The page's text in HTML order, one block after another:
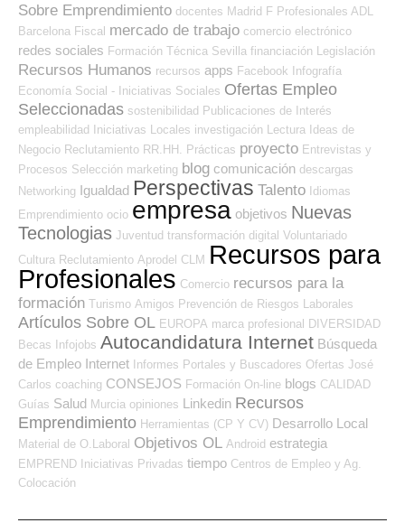
Sobre Emprendimiento docentes Madrid F Profesionales ADL
Barcelona Fiscal mercado de trabajo comercio electrónico
redes sociales Formación Técnica Sevilla financiación Legislación
Recursos Humanos recursos apps Facebook Infografía
Economía Social - Iniciativas Sociales Ofertas Empleo
Seleccionadas sostenibilidad Publicaciones de Interés
empleabilidad Iniciativas Locales investigación Lectura Ideas de
Negocio Reclutamiento RR.HH. Prácticas proyecto Entrevistas y
Procesos Selección marketing blog comunicación descargas
Networking Igualdad Perspectivas Talento Idiomas
Emprendimiento ocio empresa objetivos Nuevas
Tecnologias Juventud transformación digital Voluntariado
Cultura Reclutamiento Aprodel CLM Recursos para
Profesionales Comercio recursos para la
formación Turismo Amigos Prevención de Riesgos Laborales
Artículos Sobre OL EUROPA marca profesional DIVERSIDAD
Becas Infojobs Autocandidatura Internet Búsqueda
de Empleo Internet Informes Portales y Buscadores Ofertas José
Carlos coaching CONSEJOS Formación On-line blogs CALIDAD
Guías Salud Murcia opiniones Linkedin Recursos
Emprendimiento Herramientas (CP Y CV) Desarrollo Local
Material de O.Laboral Objetivos OL Android estrategia
EMPREND Iniciativas Privadas tiempo Centros de Empleo y Ag.
Colocación